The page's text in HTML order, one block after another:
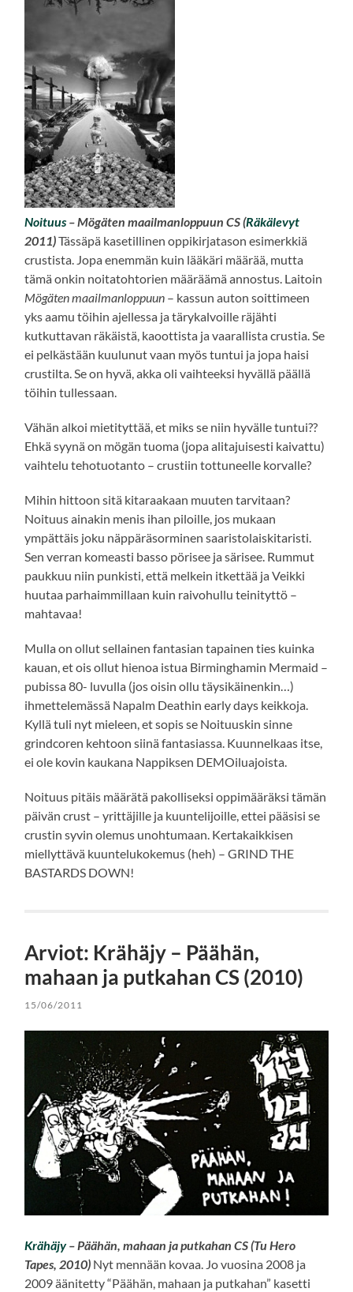
Noituus– Mögäten maailmanloppuun CS (Räkälevyt
2011)Tässäpä kasetillinen oppikirjatason esimerkkiä
crustista. Jopa enemmän kuin lääkäri määrää, mutta
tämä onkin noitatohtorien määräämä annostus. Laitoin
Mögäten maailmanloppuun – kassun auton soittimeen
yks aamu töihin ajellessa ja tärykalvoille räjähti
kutkuttavan räkäistä, kaoottista ja vaarallista crustia. Se
ei pelkästään kuulunut vaan myös tuntui ja jopa haisi
crustilta. Se on hyvä, akka oli vaihteeksi hyvällä päällä
töihin tullessaan.
Vähän alkoi mietityttää, et miks se niin hyvälle tuntui??
Ehkä syynä on mögän tuoma (jopa alitajuisesti kaivattu)
vaihtelu tehotuotanto – crustiin tottuneelle korvalle?
Mihin hittoon sitä kitaraakaan muuten tarvitaan?
Noituus ainakin menis ihan piloille, jos mukaan
ympättäis joku näppäräsorminen saaristolaiskitaristi.
Sen verran komeasti basso pörisee ja särisee. Rummut
paukkuu niin punkisti, että melkein itkettää ja Veikki
huutaa parhaimmillaan kuin raivohullu teinityttö –
mahtavaa!
Mulla on ollut sellainen fantasian tapainen ties kuinka
kauan, et ois ollut hienoa istua Birminghamin Mermaid –
pubissa 80- luvulla (jos oisin ollu täysikäinenkin…)
ihmettelemässä Napalm Deathin early days keikkoja.
Kyllä tuli nyt mieleen, et sopis se Noituuskin sinne
grindcoren kehtoon siinä fantasiassa. Kuunnelkaas itse,
ei ole kovin kaukana Nappiksen DEMOiluajoista.
Noituus pitäis määrätä pakolliseksi oppimääräksi tämän
päivän crust – yrittäjille ja kuuntelijoille, ettei pääsisi se
crustin syvin olemus unohtumaan. Kertakaikkisen
miellyttävä kuuntelukokemus (heh) – GRIND THE
BASTARDS DOWN!
Arviot: Krähäjy – Päähän,
mahaan ja putkahan CS (2010)
15/06/2011
Krähäjy– Päähän, mahaan ja putkahan CS (Tu Hero
Tapes, 2010) Nyt mennään kovaa. Jo vuosina 2008 ja
2009 äänitetty “Päähän, mahaan ja putkahan” kasetti